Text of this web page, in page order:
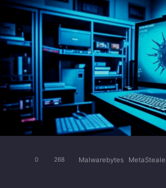
0 268 Malwarebytes